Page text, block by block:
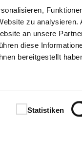
zu analysieren.
an unsere
diese
bereitgestellt
Statistiken